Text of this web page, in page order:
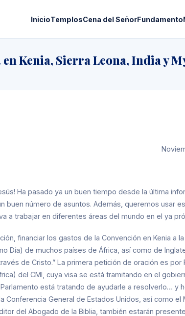
InicioTemplosCena del SeñorFundamento
Kenia, Sierra Leona, India y
Ha pasado ya un buen tiempo desde la última
buen número de asuntos. Además, queremos usar
a trabajar en diferentes áreas del mundo en el ya
financiar los gastos de la Convención en Kenia a
Día) de muchos países de África, así como de
de Cristo.” La primera petición de oración es por
del CMI, cuya visa se está tramitando en el
está tratando de ayudarle a resolverlo… y
Conferencia General de Estados Unidos, así como el
del Abogado de la Biblia, también estarán